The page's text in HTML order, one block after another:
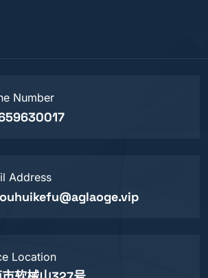
Number
Address
Location